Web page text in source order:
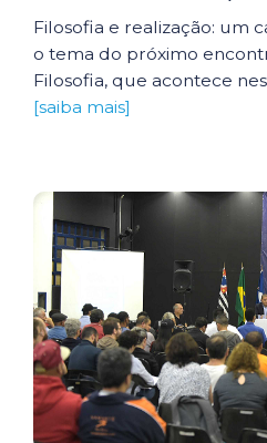
Filosofia e realização: um
o tema do próximo
Filosofia, que acontece
[saiba mais]